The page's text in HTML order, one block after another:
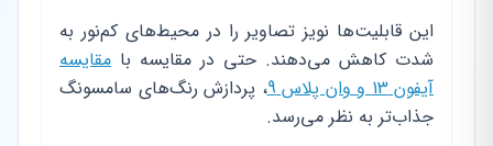
این قابلیت‌ها نویز تصاویر را در محیط‌های کم‌نور به
شدت کاهش می‌دهند. حتی در مقایسه با مقایسه
آیفون 13 و وان پلاس 9
، پردازش رنگ‌های سامسونگ
جذاب‌تر به نظر می‌رسد.